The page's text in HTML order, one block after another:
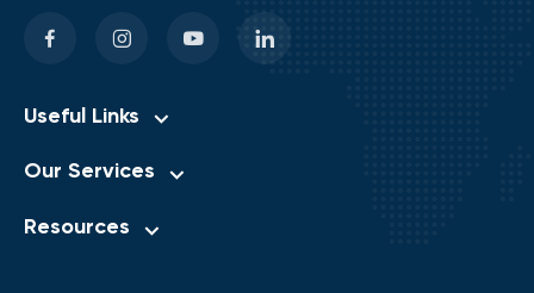
Useful Links
Our Services
Resources